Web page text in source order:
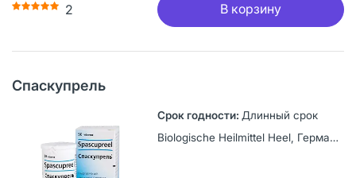
2 В корзину
Спаскупрель
Длинный срок
Biologische Heilmittel Heel, Германия